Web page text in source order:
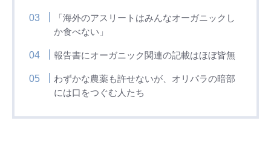
「海外のアスリートはみんなオーガニックし
か食べない」
報告書にオーガニック関連の記載はほぼ皆無
わずかな農薬も許せないが、オリパラの暗部
には口をつぐむ人たち